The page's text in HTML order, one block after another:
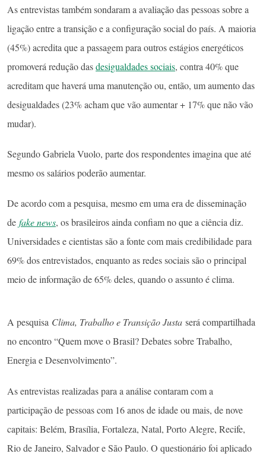
As entrevistas também sondaram a avaliação das pessoas sobre a
ligação entre a transição e a configuração social do país. A maioria
(45%) acredita que a passagem para outros estágios energéticos
promoverá redução dasdesigualdades sociais, contra 40% que
acreditam que haverá uma manutenção ou, então, um aumento das
desigualdades (23% acham que vão aumentar + 17% que não vão
mudar).
Segundo Gabriela Vuolo, parte dos respondentes imagina que até
mesmo os salários poderão aumentar.
De acordo com a pesquisa, mesmo em uma era de disseminação
de fake news, os brasileiros ainda confiam no que a ciência diz.
Universidades e cientistas são a fonte com mais credibilidade para
69% dos entrevistados, enquanto as redes sociais são o principal
meio de informação de 65% deles, quando o assunto é clima.
A pesquisa Clima, Trabalho e Transição Justa será compartilhada
no encontro “Quem move o Brasil? Debates sobre Trabalho,
Energia e Desenvolvimento”.
As entrevistas realizadas para a análise contaram com a
participação de pessoas com 16 anos de idade ou mais, de nove
capitais: Belém, Brasília, Fortaleza, Natal, Porto Alegre, Recife,
Rio de Janeiro, Salvador e São Paulo. O questionário foi aplicado